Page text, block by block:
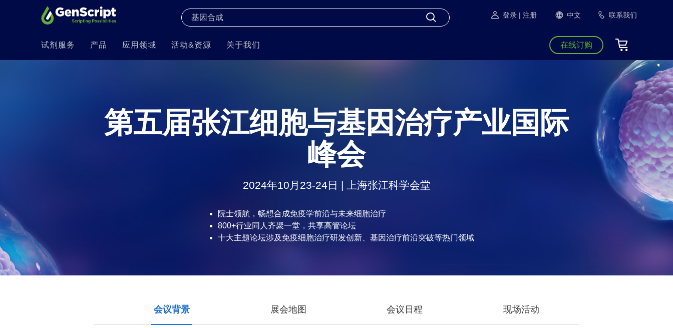
登录 | 注册 中文 联系我们
试剂服务 产品 应用领域 活动&资源 关于我们 在线订购
第五届张江细胞与基因治疗产业国际
峰会
2024年10月23-24日 | 上海张江科学会堂
院士领航，畅想合成免疫学前沿与未来细胞治疗
800+行业同人齐聚一堂，共享高管论坛
十大主题论坛涉及免疫细胞治疗研发创新、基因治疗前沿突破等热门领域
会议背景 展会地图 会议日程 现场活动